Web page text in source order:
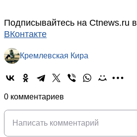
Подписывайтесь на Ctnews.ru в
ВКонтакте
Кремлевская Кира
0 комментариев